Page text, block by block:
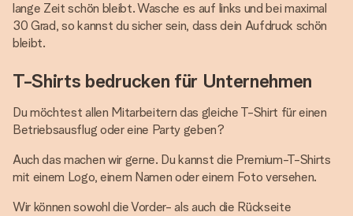
lange Zeit schön bleibt. Wasche es auf links und bei maximal
30 Grad, so kannst du sicher sein, dass dein Aufdruck schön
bleibt.
T-Shirts bedrucken für Unternehmen
Du möchtest allen Mitarbeitern das gleiche T-Shirt für einen
Betriebsausflug oder eine Party geben?
Auch das machen wir gerne. Du kannst die Premium-T-Shirts
mit einem Logo, einem Namen oder einem Foto versehen.
Wir können sowohl die Vorder- als auch die Rückseite